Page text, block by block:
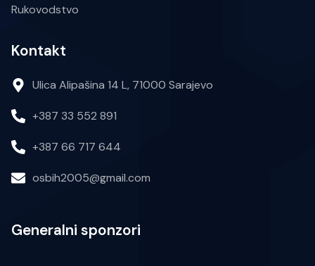
Rukovodstvo
Kontakt
Ulica Alipašina 14 L, 71000 Sarajevo
+387 33 552 891
+387 66 717 644
osbih2005@gmail.com
Generalni sponzori